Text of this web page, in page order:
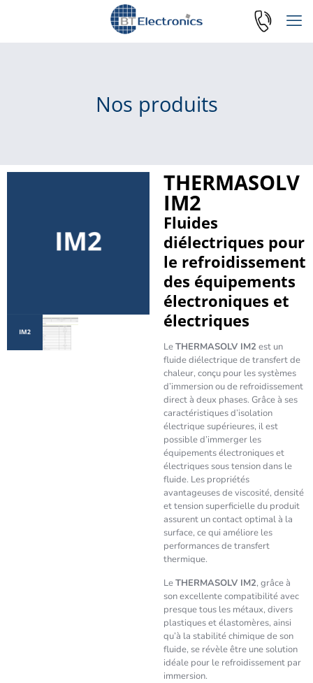
Nos produits
THERMASOLV
IM2
Fluides
diélectriques pour
le refroidissement
des équipements
électroniques et
électriques
LeTHERMASOLV IM2 est un
fluide diélectrique de transfert de
chaleur, conçu pour les systèmes
d’immersion ou de refroidissement
direct à deux phases. Grâce à ses
caractéristiques d’isolation
électrique supérieures, il est
possible d’immerger les
équipements électroniques et
électriques sous tension dans le
fluide. Les propriétés
avantageuses de viscosité, densité
et tension superficielle du produit
assurent un contact optimal à la
surface, ce qui améliore les
performances de transfert
thermique.
LeTHERMASOLV IM2, grâce à
son excellente compatibilité avec
presque tous les métaux, divers
plastiques et élastomères, ainsi
qu’à la stabilité chimique de son
fluide, se révèle être une solution
idéale pour le refroidissement par
immersion.